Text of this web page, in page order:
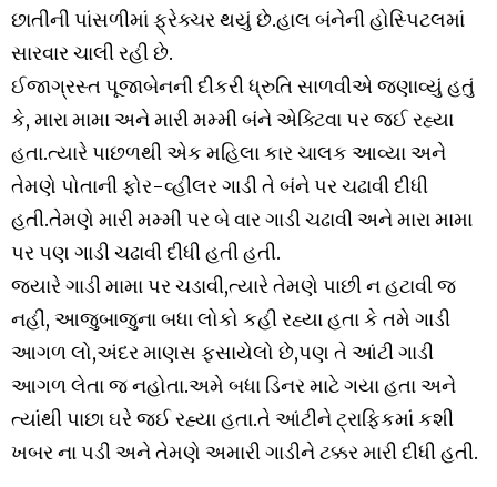
છાતીની પાંસળીમાં ફ્રેક્ચર થયું છે.હાલ બંનેની હોસ્પિટલમાં
સારવાર ચાલી રહી છે.
ઈજાગ્રસ્ત પૂજાબેનની દીકરી ધ્રુતિ સાળવીએ જણાવ્યું હતું
કે, મારા મામા અને મારી મમ્મી બંને એક્ટિવા પર જઈ રહ્યા
હતા.ત્યારે પાછળથી એક મહિલા કાર ચાલક આવ્યા અને
તેમણે પોતાની ફોર-વ્હીલર ગાડી તે બંને પર ચઢાવી દીધી
હતી.તેમણે મારી મમ્મી પર બે વાર ગાડી ચઢાવી અને મારા મામા
પર પણ ગાડી ચઢાવી દીધી હતી હતી.
જ્યારે ગાડી મામા પર ચડાવી,ત્યારે તેમણે પાછી ન હટાવી જ
નહીં, આજુબાજુના બધા લોકો કહી રહ્યા હતા કે તમે ગાડી
આગળ લો,અંદર માણસ ફસાયેલો છે,પણ તે આંટી ગાડી
આગળ લેતા જ નહોતા.અમે બધા ડિનર માટે ગયા હતા અને
ત્યાંથી પાછા ઘરે જઈ રહ્યા હતા.તે આંટીને ટ્રાફિકમાં કશી
ખબર ના પડી અને તેમણે અમારી ગાડીને ટક્કર મારી દીધી હતી.